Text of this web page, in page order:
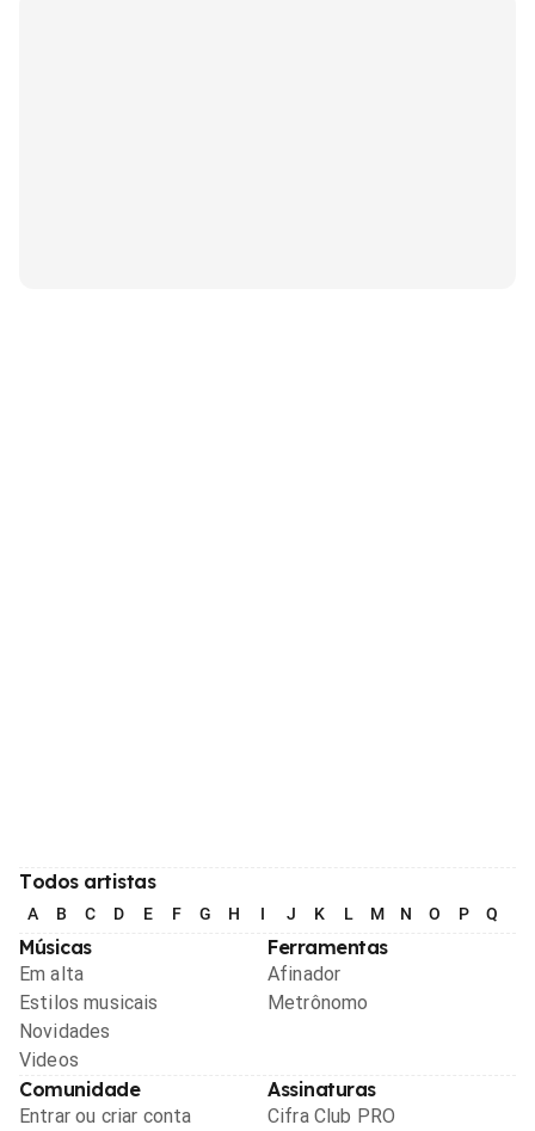
Todos artistas
A B C D E F G H I J K L M N O P Q
Músicas
Em alta
Estilos musicais
Novidades
Videos
Ferramentas
Afinador
Metrônomo
Comunidade
Entrar ou criar conta
Assinaturas
Cifra Club PRO